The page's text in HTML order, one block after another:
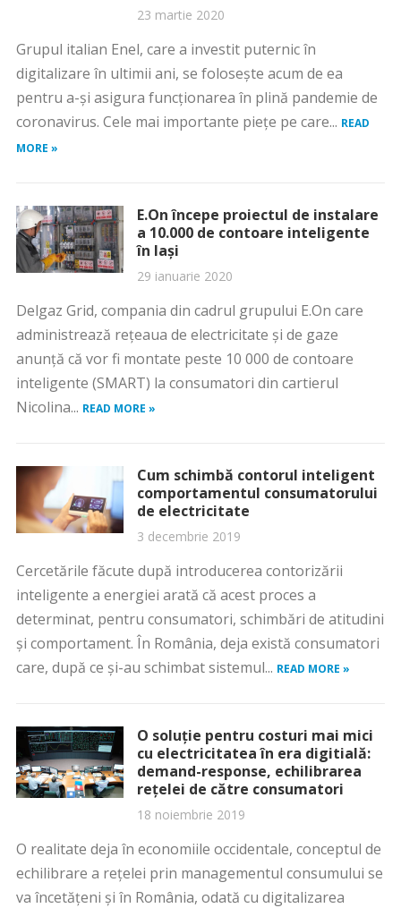
23 martie 2020
Grupul italian Enel, care a investit puternic în
digitalizare în ultimii ani, se foloseşte acum de ea
pentru a-şi asigura funcţionarea în plină pandemie de
coronavirus. Cele mai importante pieţe pe care... READ
MORE »
E.On începe proiectul de instalare
a 10.000 de contoare inteligente
în Iaşi
29 ianuarie 2020
Delgaz Grid, compania din cadrul grupului E.On care
administrează reţeaua de electricitate şi de gaze
anunţă că vor fi montate peste 10 000 de contoare
inteligente (SMART) la consumatori din cartierul
Nicolina... READ MORE »
Cum schimbă contorul inteligent
comportamentul consumatorului
de electricitate
3 decembrie 2019
Cercetările făcute după introducerea contorizării
inteligente a energiei arată că acest proces a
determinat, pentru consumatori, schimbări de atitudini
şi comportament. În România, deja există consumatori
care, după ce și-au schimbat sistemul... READ MORE »
O soluţie pentru costuri mai mici
cu electricitatea în era digitială:
demand-response, echilibrarea
reţelei de către consumatori
18 noiembrie 2019
O realitate deja în economiile occidentale, conceptul de
echilibrare a reţelei prin managementul consumului se
va încetăţeni şi în România, odată cu digitalizarea